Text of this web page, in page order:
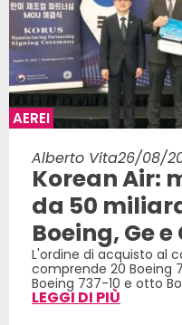
AEREI
Alberto Vita26/08/
Korean Air:
da 50
Boeing, Ge e
L'ordine di acquisto al
comprende 20 Boeing
Boeing 737-10 e otto
LEGGI DI PIÙ